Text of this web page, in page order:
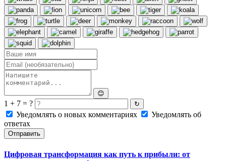
😊
1 + 7 = ? ↻
Уведомлять о новых комментариях
Уведомлять об
ответах
Отправить
Цифровая трансформация как путь к прибыли: от